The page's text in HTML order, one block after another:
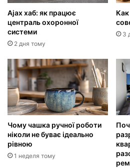
Ajax хаб: як працює
централь охоронної
системи
2 дня тому
3
Чому чашка ручної роботи
ніколи не буває ідеально
рівною
1 неделя тому